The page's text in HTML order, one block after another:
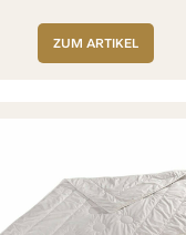
ZUM ARTIKEL